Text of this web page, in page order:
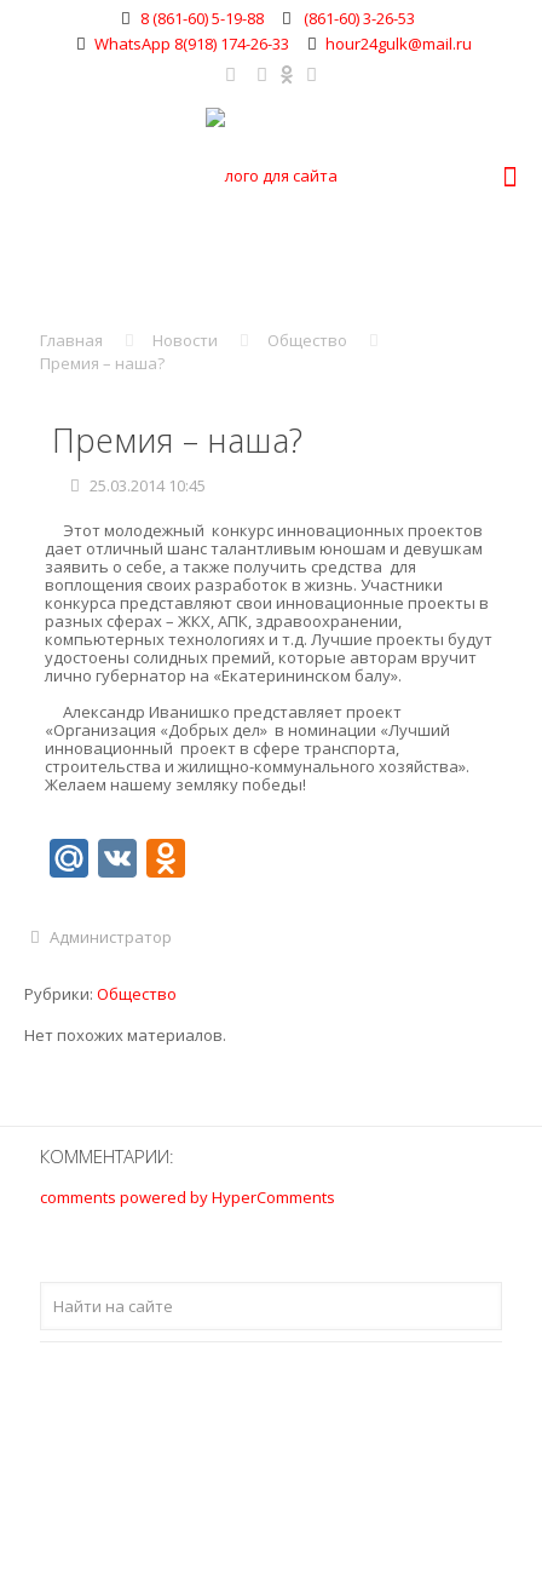
8 (861-60) 5-19-88
(861-60) 3-26-53
WhatsApp 8(918) 174-26-33
hour24gulk@mail.ru
Главная Новости
Общество
Премия – наша?
Премия – наша?
25.03.2014 10:45
Этот молодежный конкурс инновационных проектов
дает отличный шанс талантливым юношам и девушкам
заявить о себе, а также получить средства для
воплощения своих разработок в жизнь. Участники
конкурса представляют свои инновационные проекты в
разных сферах – ЖКХ, АПК, здравоохранении,
компьютерных технологиях и т.д. Лучшие проекты будут
удостоены солидных премий, которые авторам вручит
лично губернатор на «Екатерининском балу».
Александр Иванишко представляет проект
«Организация «Добрых дел» в номинации «Лучший
инновационный проект в сфере транспорта,
строительства и жилищно-коммунального хозяйства».
Желаем нашему земляку победы!
Mail.Ru
VKOdnoklassniki
Администратор
Рубрики: Общество
Нет похожих материалов.
КОММЕНТАРИИ:
comments powered by HyperComments